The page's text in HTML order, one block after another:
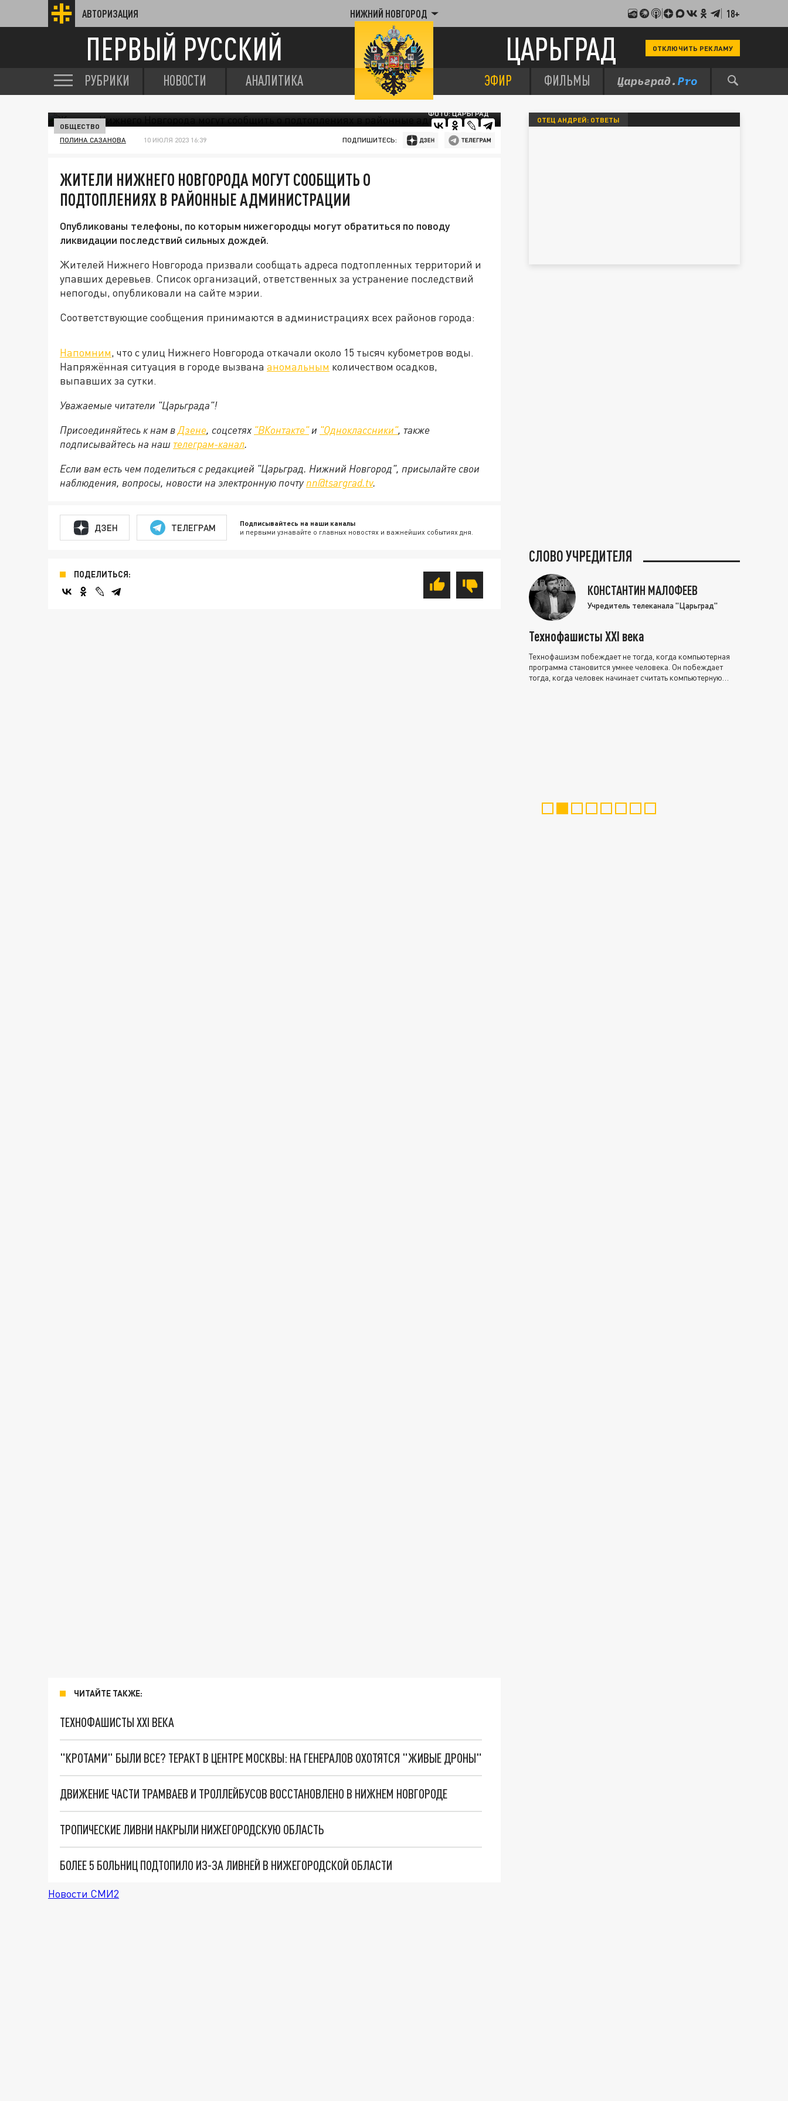
АВТОРИЗАЦИЯ НИЖНИЙ НОВГОРОД 18+
ПЕРВЫЙ РУССКИЙ ЦАРЬГРАД ОТКЛЮЧИТЬ РЕКЛАМУ
РУБРИКИ НОВОСТИ АНАЛИТИКА ЭФИР ФИЛЬМЫ
ФОТО: ЦАРЬГРАД
ОБЩЕСТВО
ПОЛИНА САЗАНОВА 10 ИЮЛЯ 2023 16:39 ПОДПИШИТЕСЬ:
ЖИТЕЛИ НИЖНЕГО НОВГОРОДА МОГУТ СООБЩИТЬ О
ПОДТОПЛЕНИЯХ В РАЙОННЫЕ АДМИНИСТРАЦИИ
Опубликованы телефоны, по которым нижегородцы могут обратиться по поводу
ликвидации последствий сильных дождей.
Жителей Нижнего Новгорода призвали сообщать адреса подтопленных территорий и
упавших деревьев. Список организаций, ответственных за устранение последствий
непогоды, опубликовали на сайте мэрии.
Соответствующие сообщения принимаются в администрациях всех районов города:
Напомним, что с улиц Нижнего Новгорода откачали около 15 тысяч кубометров воды.
Напряжённая ситуация в городе вызвана аномальным количеством осадков,
выпавших за сутки.
Уважаемые читатели "Царьграда"!
Присоединяйтесь к нам вДзене, соцсетях "ВКонтакте"и "Одноклассники", также
подписывайтесь на наш телеграм-канал.
Если вам есть чем поделиться с редакцией "Царьград. Нижний Новгород", присылайте свои
наблюдения, вопросы, новости на электронную почту nn@tsargrad.tv.
ДЗЕН ТЕЛЕГРАМ Подписывайтесь на наши каналы
и первыми узнавайте о главных новостях и важнейших событиях дня.
ПОДЕЛИТЬСЯ:
ЧИТАЙТЕ ТАКЖЕ:
ТЕХНОФАШИСТЫ XXI ВЕКА
"КРОТАМИ" БЫЛИ ВСЕ? ТЕРАКТ В ЦЕНТРЕ МОСКВЫ: НА ГЕНЕРАЛОВ ОХОТЯТСЯ "ЖИВЫЕ ДРОНЫ"
ДВИЖЕНИЕ ЧАСТИ ТРАМВАЕВ И ТРОЛЛЕЙБУСОВ ВОССТАНОВЛЕНО В НИЖНЕМ НОВГОРОДЕ
ТРОПИЧЕСКИЕ ЛИВНИ НАКРЫЛИ НИЖЕГОРОДСКУЮ ОБЛАСТЬ
БОЛЕЕ 5 БОЛЬНИЦ ПОДТОПИЛО ИЗ-ЗА ЛИВНЕЙ В НИЖЕГОРОДСКОЙ ОБЛАСТИ
Новости СМИ2
ОТЕЦ АНДРЕЙ: ОТВЕТЫ
СЛОВО УЧРЕДИТЕЛЯ
КОНСТАНТИН МАЛОФЕЕВ
Учредитель телеканала "Царьград"
Технофашисты XXI века
Технофашизм побеждает не тогда, когда компьютерная
программа становится умнее человека. Он побеждает
тогда, когда человек начинает считать компьютерную